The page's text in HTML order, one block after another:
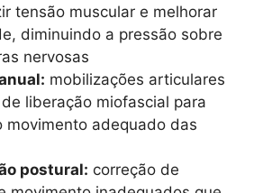
tensão muscular e melhorar
diminuindo a pressão sobre
nervosas
mobilizações articulares
liberação miofascial para
movimento adequado das
postural: correção de